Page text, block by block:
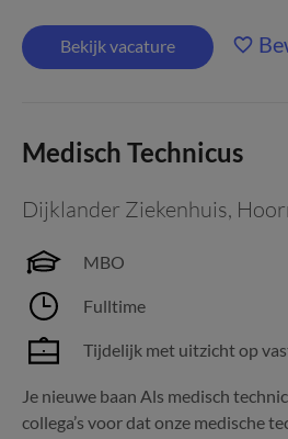
Bekijk vacature
Medisch Technicus
Dijklander Ziekenhuis,
MBO
Fulltime
Tijdelijk met uitzicht op
Je nieuwe baan Als medisch
collega’s voor dat onze medische